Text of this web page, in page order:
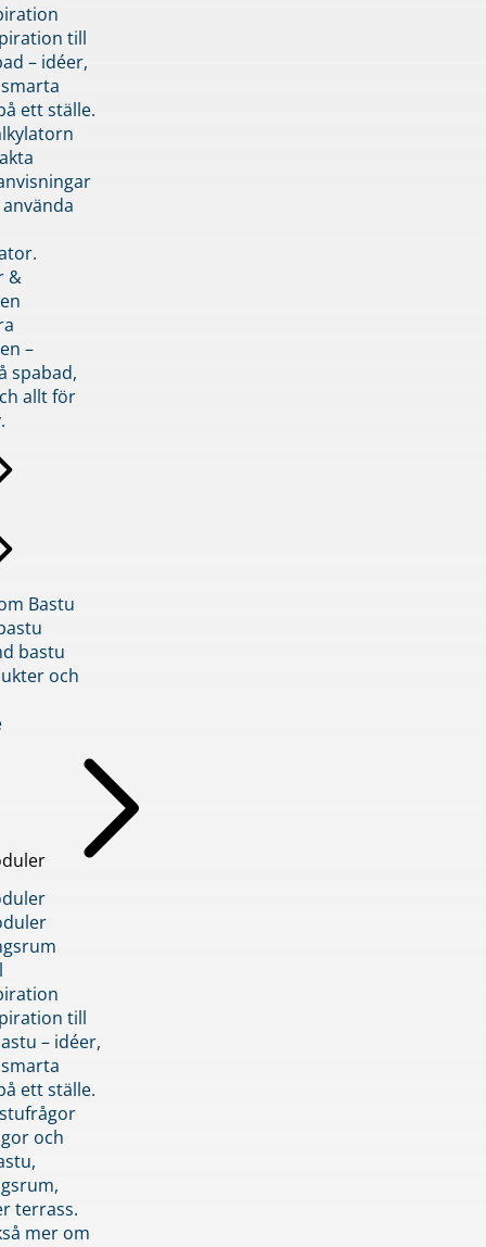
till
– idéer,
ett ställe.
&
–
spabad,
allt för
Bastu
bastu
och
till
– idéer,
ett ställe.
och
terrass.
mer om